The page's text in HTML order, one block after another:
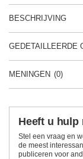
BESCHRIJVING
GEDETAILLEERDE
MENINGEN (0)
Heeft u hulp
Stel een vraag en
de meest
publiceren voor